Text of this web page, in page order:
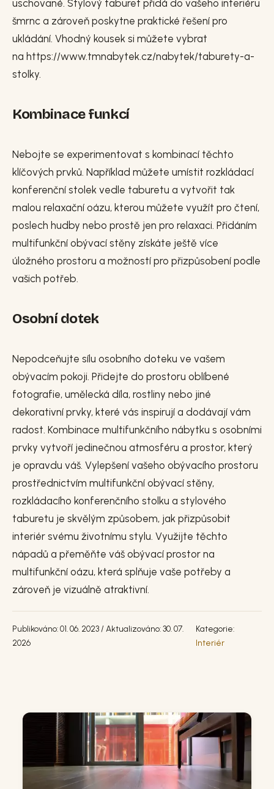
uschované. Stylový taburet přidá do vašeho interiéru
šmrnc a zároveň poskytne praktické řešení pro
ukládání. Vhodný kousek si můžete vybrat
na https://www.tmnabytek.cz/nabytek/taburety-a-
stolky.
Kombinace funkcí
Nebojte se experimentovat s kombinací těchto
klíčových prvků. Například můžete umístit rozkládací
konferenční stolek vedle taburetu a vytvořit tak
malou relaxační oázu, kterou můžete využít pro čtení,
poslech hudby nebo prostě jen pro relaxaci. Přidáním
multifunkční obývací stěny získáte ještě více
úložného prostoru a možností pro přizpůsobení podle
vašich potřeb.
Osobní dotek
Nepodceňujte sílu osobního doteku ve vašem
obývacím pokoji. Přidejte do prostoru oblíbené
fotografie, umělecká díla, rostliny nebo jiné
dekorativní prvky, které vás inspirují a dodávají vám
radost. Kombinace multifunkčního nábytku s osobními
prvky vytvoří jedinečnou atmosféru a prostor, který
je opravdu váš. Vylepšení vašeho obývacího prostoru
prostřednictvím multifunkční obývací stěny,
rozkládacího konferenčního stolku a stylového
taburetu je skvělým způsobem, jak přizpůsobit
interiér svému životnímu stylu. Využijte těchto
nápadů a přeměňte váš obývací prostor na
multifunkční oázu, která splňuje vaše potřeby a
zároveň je vizuálně atraktivní.
Publikováno: 01. 06. 2023 / Aktualizováno: 30. 07.
2026
Kategorie:
Interiér